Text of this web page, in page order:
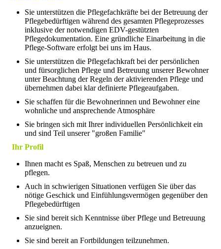
Sie unterstützen die Pflegefachkräfte bei der Betreuung der
Pflegebedürftigen während des gesamten Pflegeprozesses
inklusive der notwendigen EDV-gestützten
Pflegedokumentation. Eine gründliche Einarbeitung in die
Pflege-Software erfolgt bei uns im Haus.
Sie unterstützen die Pflegefachkraft bei der persönlichen
und fürsorglichen Pflege und Betreuung unserer Bewohner
unter Beachtung der Regeln der aktivierenden Pflege und
übernehmen dabei klar definierte Pflegeaufgaben.
Sie schaffen für die Bewohnerinnen und Bewohner eine
wohnliche und ansprechende Atmosphäre
Sie bringen sich mit Ihrer individuellen Persönlichkeit ein
und sind Teil unserer "großen Familie"
Ihr Profil
Ihnen macht es Spaß, Menschen zu betreuen und zu
pflegen.
Auch in schwierigen Situationen verfügen Sie über das
nötige Geschick und Einfühlungsvermögen gegenüber den
Pflegebedürftigen
Sie sind bereit sich Kenntnisse über Pflege und Betreuung
anzueignen.
Sie sind bereit an Fortbildungen teilzunehmen.